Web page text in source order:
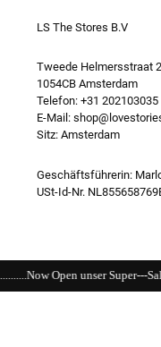
LS The Stores B.V
Tweede Helmersstraat
1054CB Amsterdam
Telefon: +31 202103035
E-Mail:
Sitz: Amsterdam
Geschäftsführerin:
USt-Id-Nr.
Super---Sale...im